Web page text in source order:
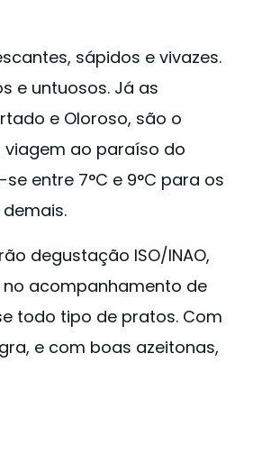
sápidos e vivazes.
e untuosos. Já as
e Oloroso, são o
viagem ao paraíso do
entre 7°C e 9°C para os
demais.
degustação ISO/INAO,
no acompanhamento de
todo tipo de pratos. Com
e com boas azeitonas,